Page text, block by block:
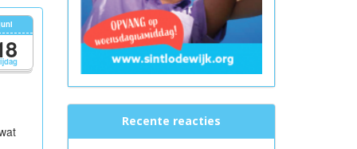
Recente reacties